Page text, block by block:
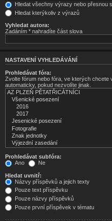
Hledat všechny výrazy nebo přesnou
Hledat kterýkoliv z výrazů
Vyhledat autora:
Zadáním * nahradíte část slova
NASTAVENÍ VYHLEDÁVÁNÍ
Prohledávat fóra:
Zvolte fórum nebo fóra, ve kterých chcete
automaticky, pokud nezvolíte jinak.
Prohledávat subfóra:
Ano
Ne
Hledat uvnitř:
Názvy příspěvků a jejich texty
Pouze text příspěvku
Pouze názvy příspěvků
Pouze první příspěvek v tématu